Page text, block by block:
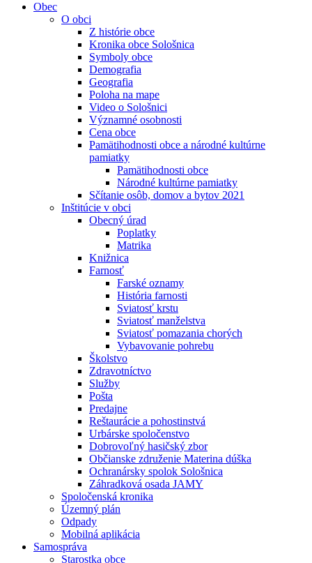
Obec
O obci
Z histórie obce
Kronika obce Sološnica
Symboly obce
Demografia
Geografia
Poloha na mape
Video o Sološnici
Významné osobnosti
Cena obce
Pamätihodnosti obce a národné kultúrne
pamiatky
Pamätihodnosti obce
Národné kultúrne pamiatky
Sčítanie osôb, domov a bytov 2021
Inštitúcie v obci
Obecný úrad
Poplatky
Matrika
Knižnica
Farnosť
Farské oznamy
História farnosti
Sviatosť krstu
Sviatosť manželstva
Sviatosť pomazania chorých
Vybavovanie pohrebu
Školstvo
Zdravotníctvo
Služby
Pošta
Predajne
Reštaurácie a pohostinstvá
Urbárske spoločenstvo
Dobrovoľný hasičský zbor
Občianske združenie Materina dúška
Ochranársky spolok Sološnica
Záhradková osada JAMY
Spoločenská kronika
Územný plán
Odpady
Mobilná aplikácia
Samospráva
Starostka obce